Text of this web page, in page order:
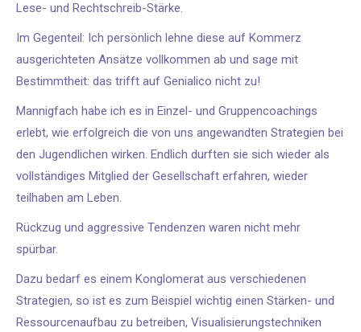
Lese- und Rechtschreib-Stärke.
Im Gegenteil: Ich persönlich lehne diese auf Kommerz
ausgerichteten Ansätze vollkommen ab und sage mit
Bestimmtheit: das trifft auf Genialico nicht zu!
Mannigfach habe ich es in Einzel- und Gruppencoachings
erlebt, wie erfolgreich die von uns angewandten Strategien bei
den Jugendlichen wirken. Endlich durften sie sich wieder als
vollständiges Mitglied der Gesellschaft erfahren, wieder
teilhaben am Leben.
Rückzug und aggressive Tendenzen waren nicht mehr
spürbar.
Dazu bedarf es einem Konglomerat aus verschiedenen
Strategien, so ist es zum Beispiel wichtig einen Stärken- und
Ressourcenaufbau zu betreiben, Visualisierungstechniken